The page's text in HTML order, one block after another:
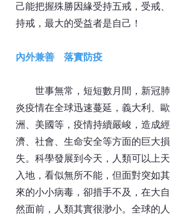
己能把握殊勝因緣受持五戒，受戒、
持戒，最大的受益者是自己！
內外兼善 落實防疫
世事無常，短短數月間，新冠肺
炎疫情在全球迅速蔓延，義大利、歐
洲、美國等，疫情持續嚴峻，造成經
濟、社會、生命安全等方面的巨大損
失。科學發展到今天，人類可以上天
入地，看似無所不能，但面對突如其
來的小小病毒，卻措手不及，在大自
然面前，人類其實很渺小。全球的人